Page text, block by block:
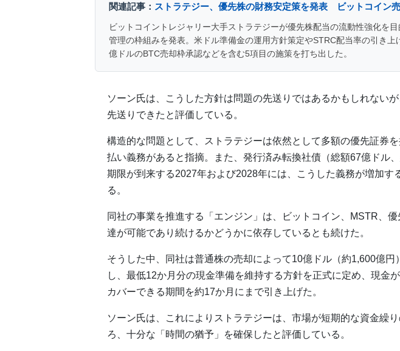
関連記事： ストラテジー、優先株の財務安定策を発表 ビットコイン
ビットコイントレジャリー大手ストラテジーが優先株配当の流動性強化を
管理の枠組みを発表。米ドル準備金の運用方針策定やSTRC配当率の引き上
億ドルのBTC売却枠承認などを含む5項目の施策を打ち出した。
ソーン氏は、こうした方針は問題の先送りではあるかもしれないが
先送りできたと評価している。
構造的な問題として、ストラテジーは依然として多額の優先証券
払い義務があると指摘。また、発行済み転換社債（総額67億ドル
期限が到来する2027年および2028年には、こうした義務が増加す
る。
同社の事業を推進する「エンジン」は、ビットコイン、MSTR、
達が可能であり続けるかどうかに依存しているとも続けた。
そうした中、同社は普通株の売却によって10億ドル（約1,600億円
し、最低12か月分の現金準備を維持する方針を正式に定め、現金
カバーできる期間を約17か月にまで引き上げた。
ソーン氏は、これによりストラテジーは、市場が短期的な資金繰
ろ、十分な「時間の猶予」を確保したと評価している。